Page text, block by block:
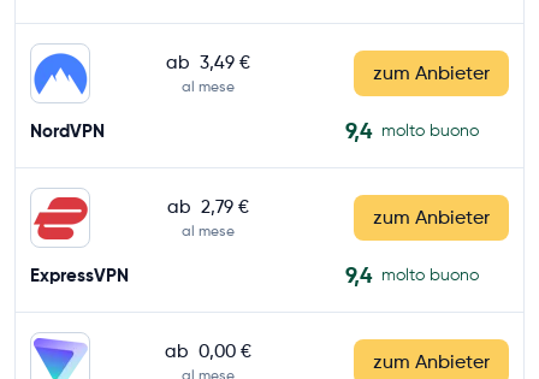
ab 3,49 €
al mese
zum Anbieter
NordVPN 9,4 molto buono
ab 2,79 €
al mese
zum Anbieter
ExpressVPN 9,4 molto buono
ab 0,00 €
al mese
zum Anbieter